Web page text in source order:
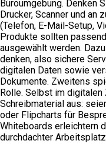
Büroumgebung. Denken
Drucker, Scanner und
(Telefon, E-Mail-Setup,
Produkte sollten
ausgewählt werden.
denken, also sichere
digitalen Daten sowie
Dokumente. Zweitens
Rolle. Selbst im
Schreibmaterial aus:
oder Flipcharts für
Whiteboards erleichtern
durchdachter